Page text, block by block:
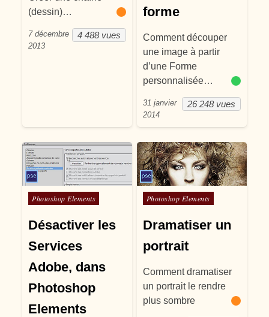
(dessin)…
4 488 vues
7 décembre
2013
forme
Comment découper
une image à partir
d’une Forme
personnalisée…
26 248 vues
31 janvier
2014
Posté dans
Photoshop Elements
Désactiver les
Services
Adobe, dans
Photoshop
Elements
Posté dans
Photoshop Elements
Dramatiser un
portrait
Comment dramatiser
un portrait le rendre
plus sombre